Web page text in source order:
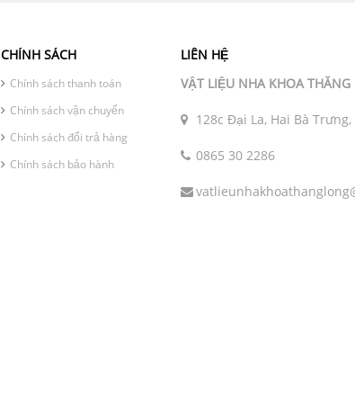
CHÍNH SÁCH
Chính sách thanh toán
Chính sách vận chuyển
Chính sách đổi trả hàng
Chính sách bảo hành
LIÊN HỆ
VẬT LIỆU NHA KHOA THĂNG
128c Đại La, Hai Bà Trưng,
0865 30 2286